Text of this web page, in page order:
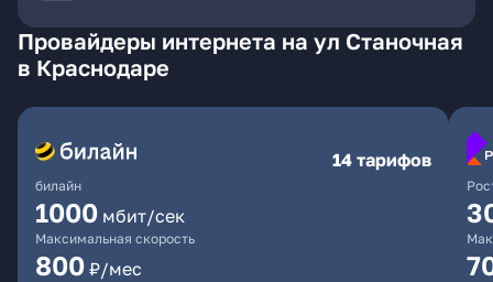
Провайдеры интернета на ул Станочная
в Краснодаре
билайн
14 тарифов
1000 мбит/сек
Максимальная скорость
800 ₽/мес